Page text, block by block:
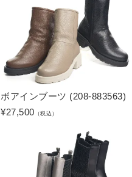
ボアインブーツ (208-883563)
¥27,500 （税込）